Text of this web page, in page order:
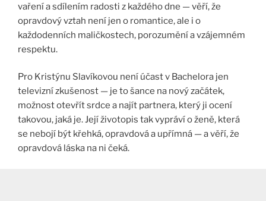
vaření a sdílením radosti z každého dne — věří, že
opravdový vztah není jen o romantice, ale i o
každodenních maličkostech, porozumění a vzájemném
respektu.
Pro Kristýnu Slavíkovou není účast v Bachelora jen
televizní zkušenost — je to šance na nový začátek,
možnost otevřít srdce a najít partnera, který ji ocení
takovou, jaká je. Její životopis tak vypráví o ženě, která
se nebojí být křehká, opravdová a upřímná — a věří, že
opravdová láska na ni čeká.